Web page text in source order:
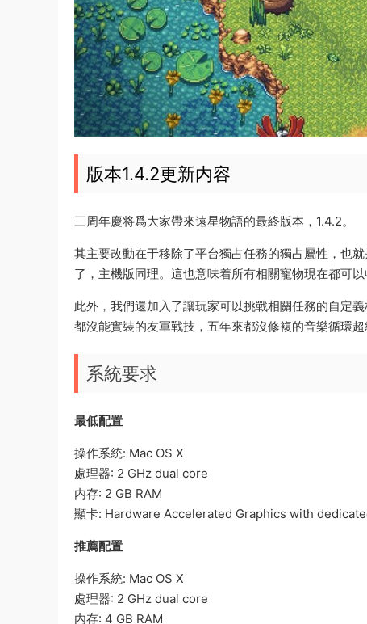
版本1.4.2更新内容
三周年慶将爲大家帶來遠星物語的最終版本，1.4.2。
其主要改動在于移除了平台獨占任務的獨占屬性，也
了，主機版同理。這也意味着所有相關寵物現在都可以
此外，我們還加入了讓玩家可以挑戰相關任務的自定
都沒能實裝的友軍戰技，五年來都沒修複的音樂循環
系統要求
最低配置
操作系統: Mac OS X
處理器: 2 GHz dual core
内存: 2 GB RAM
顯卡: Hardware Accelerated Graphics with
推薦配置
操作系統: Mac OS X
處理器: 2 GHz dual core
内存: 4 GB RAM